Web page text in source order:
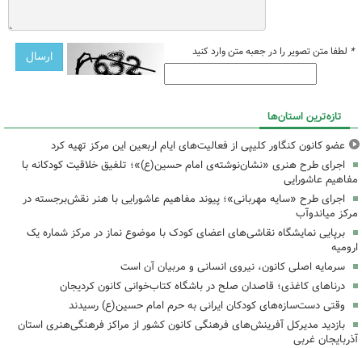
* لطفا متن تصویر را در جعبه متن وارد کنید
تازه‌ترین استان‌ها
عضو کانون کنگاور کلیپی از فعالیت‌های ایام اربعین این مرکز تهیه کرد
اجرای طرح هنری «نشان‌نوشته‌ی امام حسین(ع)»؛ تلفیق خلاقیت کودکانه با
مفاهیم عاشورایی
اجرای طرح «سایه مهربانی»؛ پیوند مفاهیم عاشورایی با هنر نقش‌برجسته در
مرکز میاندوآب
برپایی نمایشگاه نقاشی‌های اعضای کودک با موضوع نماز در مرکز شماره یک
ارومیه
سرمایه اصلی کانون، نیروی انسانی و مربیان آن است
درناهای کاغذی؛ قاصدان صلح در باشگاه کتاب‌خوانی کانون کردیجان
وقتی دست‌سازه‌های کودکان ایرانی به حرم امام حسین(ع) رسیدند
بازدید مدیرکل آفرینش‌های فرهنگی کانون کشور از مراکز فرهنگی‌هنری استان
آذربایجان غربی